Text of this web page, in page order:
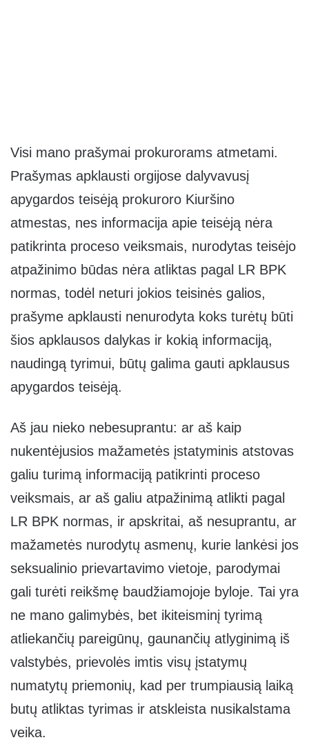
Visi mano prašymai prokurorams atmetami.
Prašymas apklausti orgijose dalyvavusį
apygardos teisėją prokuroro Kiuršino
atmestas, nes informacija apie teisėją nėra
patikrinta proceso veiksmais, nurodytas teisėjo
atpažinimo būdas nėra atliktas pagal LR BPK
normas, todėl neturi jokios teisinės galios,
prašyme apklausti nenurodyta koks turėtų būti
šios apklausos dalykas ir kokią informaciją,
naudingą tyrimui, būtų galima gauti apklausus
apygardos teisėją.
Aš jau nieko nebesuprantu: ar aš kaip
nukentėjusios mažametės įstatyminis atstovas
galiu turimą informaciją patikrinti proceso
veiksmais, ar aš galiu atpažinimą atlikti pagal
LR BPK normas, ir apskritai, aš nesuprantu, ar
mažametės nurodytų asmenų, kurie lankėsi jos
seksualinio prievartavimo vietoje, parodymai
gali turėti reikšmę baudžiamojoje byloje. Tai yra
ne mano galimybės, bet ikiteisminį tyrimą
atliekančių pareigūnų, gaunančių atlyginimą iš
valstybės, prievolės imtis visų įstatymų
numatytų priemonių, kad per trumpiausią laiką
butų atliktas tyrimas ir atskleista nusikalstama
veika.